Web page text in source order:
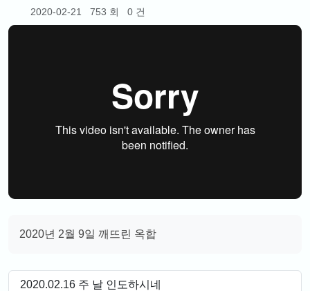
2020-02-21 753 회 0 건
2020년 2월 9일 깨뜨린 옥합
2020.02.16 주 날 인도하시네